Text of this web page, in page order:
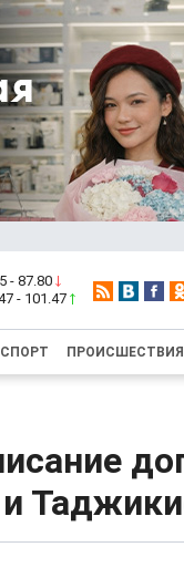
- 87.80
- 101.47
СПОРТ ПРОИСШЕСТВИЯ